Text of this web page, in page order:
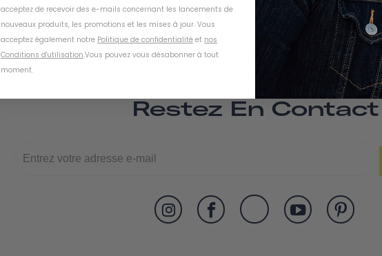
Restez En Contact
acceptez de recevoir des e-mails concernant les lancements de
nouveaux produits, les promotions et les mises à jour. Vous
acceptez également notre Politique de confidentialité et nos
Conditions d'utilisation.Vous pouvez vous désabonner à tout
moment.